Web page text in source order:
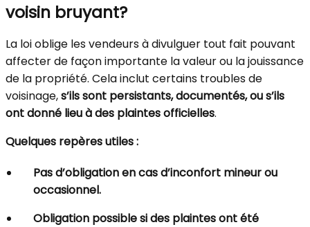
voisin bruyant?
La loi oblige les vendeurs à divulguer tout fait pouvant
affecter de façon importante la valeur ou la jouissance
de la propriété. Cela inclut certains troubles de
voisinage,s’ils sont persistants, documentés, ou s’ils
ont donné lieu à des plaintes officielles.
Quelques repères utiles :
Pas d’obligation en cas d’inconfort mineur ou
occasionnel.
Obligation possible si des plaintes ont été